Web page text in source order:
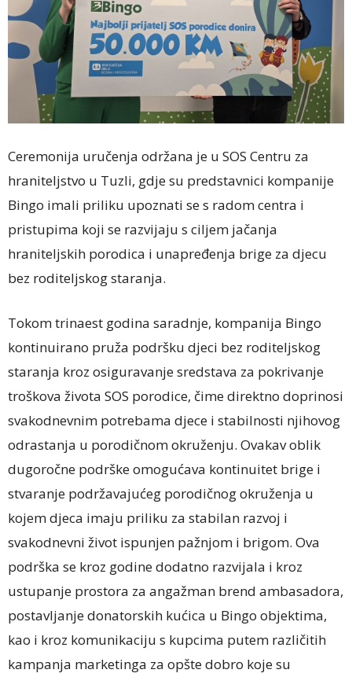
Ceremonija uručenja održana je u SOS Centru za
hraniteljstvo u Tuzli, gdje su predstavnici kompanije
Bingo imali priliku upoznati se s radom centra i
pristupima koji se razvijaju s ciljem jačanja
hraniteljskih porodica i unapređenja brige za djecu
bez roditeljskog staranja.
Tokom trinaest godina saradnje, kompanija Bingo
kontinuirano pruža podršku djeci bez roditeljskog
staranja kroz osiguravanje sredstava za pokrivanje
troškova života SOS porodice, čime direktno doprinosi
svakodnevnim potrebama djece i stabilnosti njihovog
odrastanja u porodičnom okruženju. Ovakav oblik
dugoročne podrške omogućava kontinuitet brige i
stvaranje podržavajućeg porodičnog okruženja u
kojem djeca imaju priliku za stabilan razvoj i
svakodnevni život ispunjen pažnjom i brigom. Ova
podrška se kroz godine dodatno razvijala i kroz
ustupanje prostora za angažman brend ambasadora,
postavljanje donatorskih kućica u Bingo objektima,
kao i kroz komunikaciju s kupcima putem različitih
kampanja marketinga za opšte dobro koje su